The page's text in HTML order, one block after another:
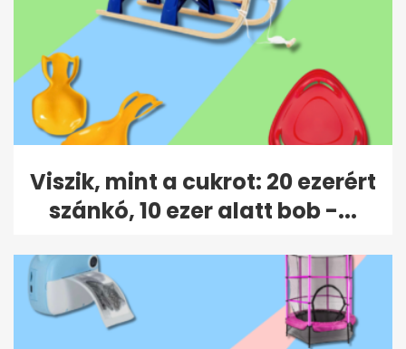
Viszik, mint a cukrot: 20 ezerért
szánkó, 10 ezer alatt bob -...